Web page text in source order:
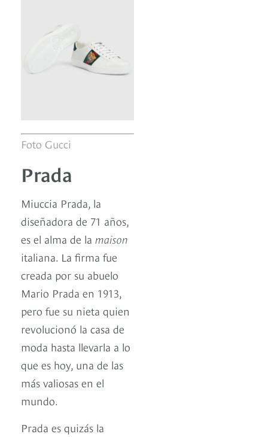
Foto Gucci
Prada
Miuccia Prada, la
diseñadora de 71 años,
es el alma de la maison
italiana. La firma fue
creada por su abuelo
Mario Prada en 1913,
pero fue su nieta quien
revolucionó la casa de
moda hasta llevarla a lo
que es hoy, una de las
más valiosas en el
mundo.
Prada es quizás la